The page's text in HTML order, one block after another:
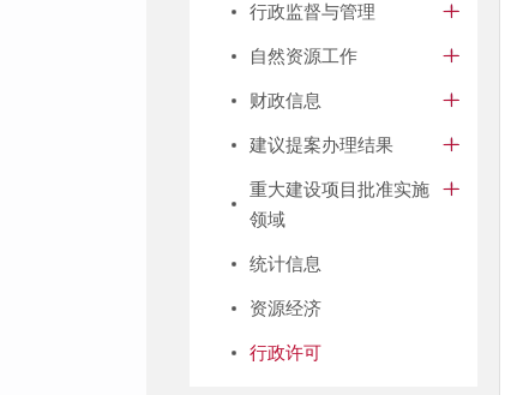
行政监督与管理
自然资源工作
财政信息
建议提案办理结果
重大建设项目批准实施
领域
统计信息
资源经济
行政许可